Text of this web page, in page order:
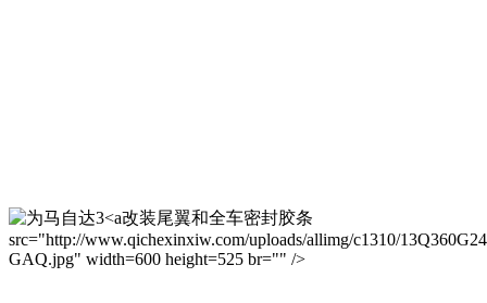
改装尾翼和全车密封胶条
src="http://www.qichexinxiw.com/uploads/allimg/c1310/
GAQ.jpg" width=600 height=525 br="" />